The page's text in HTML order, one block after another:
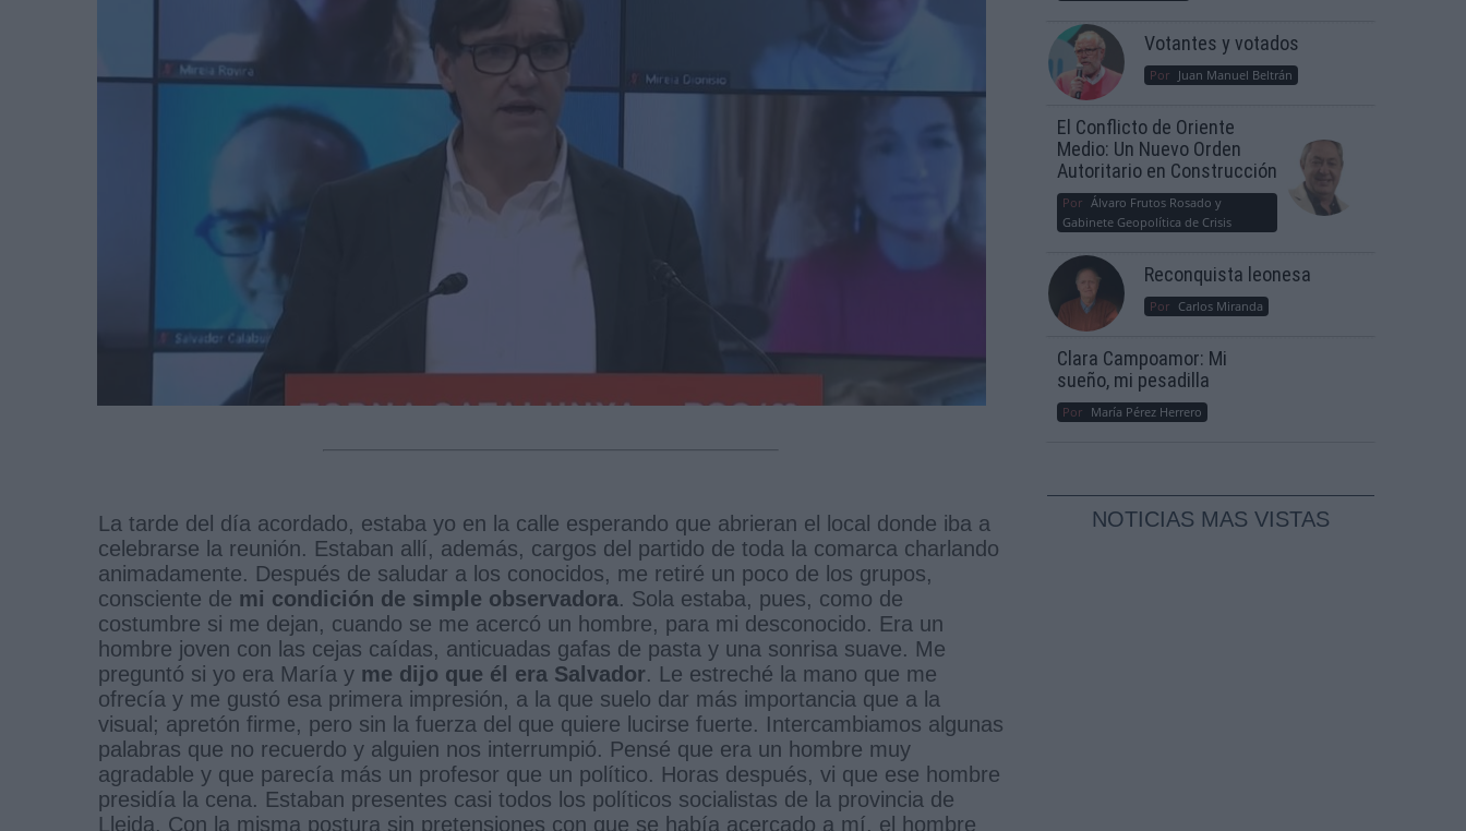
La tarde del día acordado, estaba yo en la calle esperando que abrieran el local donde iba a
celebrarse la reunión. Estaban allí, además, cargos del partido de toda la comarca charlando
animadamente. Después de saludar a los conocidos, me retiré un poco de los grupos,
consciente de mi condición de simple observadora. Sola estaba, pues, como de
costumbre si me dejan, cuando se me acercó un hombre, para mi desconocido. Era un
hombre joven con las cejas caídas, anticuadas gafas de pasta y una sonrisa suave. Me
preguntó si yo era María y me dijo que él era Salvador. Le estreché la mano que me
ofrecía y me gustó esa primera impresión, a la que suelo dar más importancia que a la
visual; apretón firme, pero sin la fuerza del que quiere lucirse fuerte. Intercambiamos algunas
palabras que no recuerdo y alguien nos interrumpió. Pensé que era un hombre muy
agradable y que parecía más un profesor que un político. Horas después, vi que ese hombre
presidía la cena. Estaban presentes casi todos los políticos socialistas de la provincia de
Lleida. Con la misma postura sin pretensiones con que se había acercado a mí, el hombre
Votantes y votados
Por Juan Manuel Beltrán
El Conflicto de Oriente
Medio: Un Nuevo Orden
Autoritario en Construcción
Por Álvaro Frutos Rosado y
Gabinete Geopolítica de Crisis
Reconquista leonesa
Por Carlos Miranda
Clara Campoamor: Mi
sueño, mi pesadilla
Por María Pérez Herrero
NOTICIAS MAS VISTAS